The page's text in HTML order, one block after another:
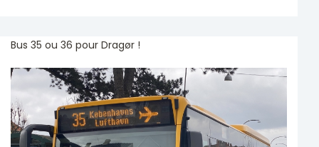
Bus 35 ou 36 pour Dragør !